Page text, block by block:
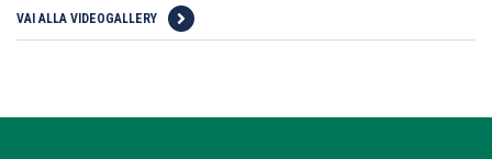
VAI ALLA VIDEOGALLERY